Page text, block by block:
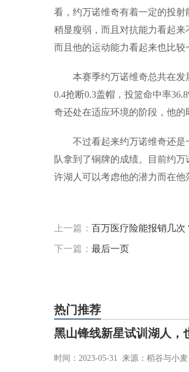
看，约万诺维奇有着一定的投
稍显瘦弱，而且对抗能力看起
而且他的运动能力看起来也比较
本赛季约万诺维奇总共在发
0.4抢断0.3盖帽，投篮命中率
奇还处在适应环境的阶段，他的
不过看起来约万诺维奇还
队拿到了铜牌的成绩。目前约
许湖人可以考虑他的潜力而在他
上一篇： 百万医疗险能报销几次
下一篇： 最后一页
热门推荐
黑山锋线新星试训湖人，
时间：2023-05-31 来源：稻谷与小麦